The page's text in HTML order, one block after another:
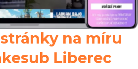
na míru
Liberec